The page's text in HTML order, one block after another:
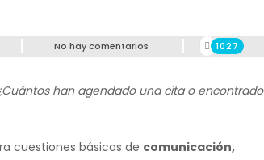
No hay comentarios 1027
han agendado una cita o encontrado
cuestiones básicas de comunicación,